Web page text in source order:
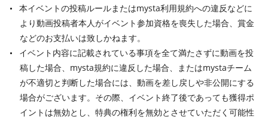
本イベントの投稿ルールまたはmysta利用規約への違反などに
より動画投稿者本人がイベント参加資格を喪失した場合、賞金
などのお支払いは致しかねます。
イベント内容に記載されている事項を全て満たさずに動画を投
稿した場合、mysta規約に違反した場合、またはmystaチーム
が不適切と判断した場合には、動画を差し戻しや非公開にする
場合がございます。その際、イベント終了後であっても獲得ポ
イントは無効とし、特典の権利を無効とさせていただく可能性